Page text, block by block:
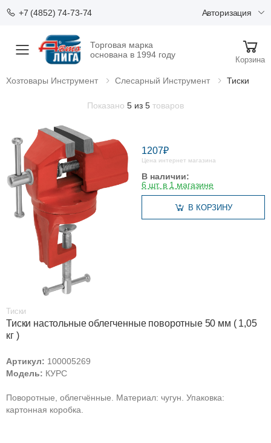
+7 (4852) 74-73-74 Авторизация
Меню
Торговая марка
основана в 1994 году
Корзина
Хозтовары Инструмент Слесарный Инструмент Тиски
Показано 5 из 5 товаров
1207₽
Цена интернет магазина
В наличии:
6 шт. в 1 магазине
В КОРЗИНУ
Тиски
Тиски настольные облегченные поворотные 50 мм ( 1,05
кг )
Артикул: 100005269
Модель: КУРС
Поворотные, облегчённые. Материал: чугун. Упаковка:
картонная коробка.